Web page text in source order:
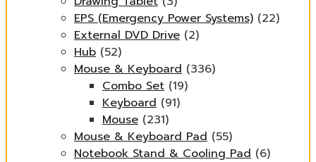
EPS (Emergency Power Systems) (22)
External DVD Drive (2)
Hub (52)
Mouse & Keyboard (336)
Combo Set (19)
Keyboard (91)
Mouse (231)
Mouse & Keyboard Pad (55)
Notebook Stand & Cooling Pad (6)